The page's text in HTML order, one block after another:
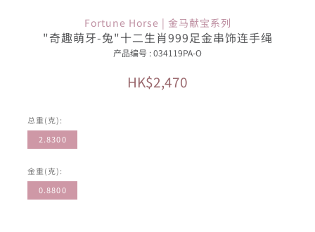
Fortune Horse | 金马献宝系列
"奇趣萌牙-兔"十二生肖999足金串饰连手绳
产品编号 : 034119PA-O
HK$2,470
总重(克):
2.8300
金重(克):
0.8800